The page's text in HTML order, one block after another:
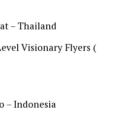
– Thailand
Visionary Flyers (
– Indonesia